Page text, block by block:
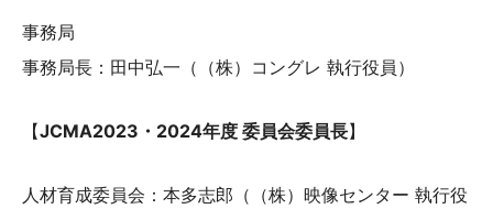
事務局
事務局長：田中弘一（（株）コングレ 執行役員）
【JCMA2023・2024年度 委員会委員長】
人材育成委員会：本多志郎（（株）映像センター 執行役